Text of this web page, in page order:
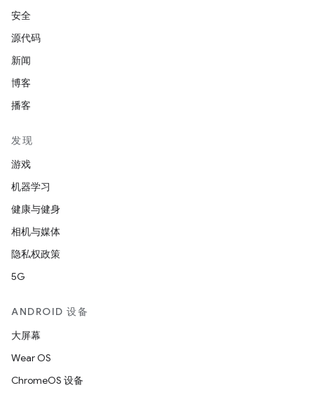
安全
源代码
新闻
博客
播客
发现
游戏
机器学习
健康与健身
相机与媒体
隐私权政策
5G
ANDROID 设备
大屏幕
Wear OS
ChromeOS 设备